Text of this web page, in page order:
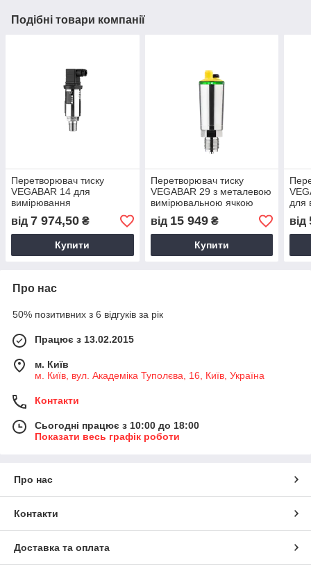
Подібні товари компанії
Перетворювач тиску
VEGABAR 14 для
вимірювання
абсолютного тиску та
вакууму
від 7 974,50 ₴
Купити
Перетворювач тиску
VEGABAR 29 з металевою
вимірювальною ячкою
від 15 949₴
Купити
для
від
Про нас
50% позитивних з 6 відгуків за рік
Працює з 13.02.2015
м. Київ
м. Київ, вул. Академіка Туполєва, 16, Київ, Україна
Контакти
Сьогодні працює з 10:00 до 18:00
Показати весь графік роботи
Про нас
Контакти
Доставка та оплата